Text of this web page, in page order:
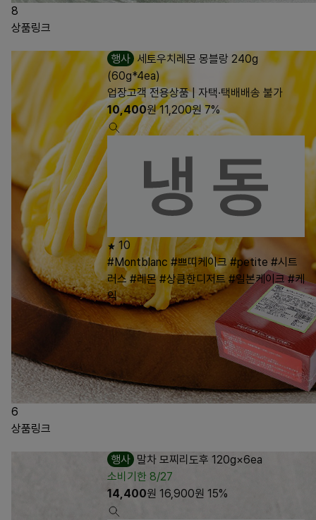
8
상품링크
6
행사 세토우치레몬 몽블랑 240g
(60g*4ea)
업장고객 전용상품 | 자택·택배배송 불가
10,400원 11,200원 7%
10
#Montblanc #쁘띠케이크 #petite #시트
러스 #레몬 #상큼한디저트 #일본케이크 #케
익
상품링크
행사 말차 모찌리도후 120g×6ea
소비기한 8/27
14,400원 16,900원 15%